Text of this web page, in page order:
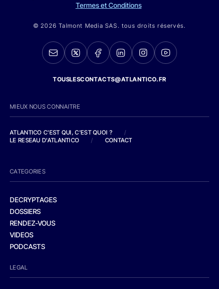
Termes et Conditions
© 2026 Talmont Media SAS. tous droits réservés.
TOUSLESCONTACTS@ATLANTICO.FR
MIEUX NOUS CONNAITRE
ATLANTICO C'EST QUI, C'EST QUOI ?
/
LE RESEAU D'ATLANTICO
/ CONTACT
CATEGORIES
DECRYPTAGES
DOSSIERS
RENDEZ-VOUS
VIDEOS
PODCASTS
LEGAL